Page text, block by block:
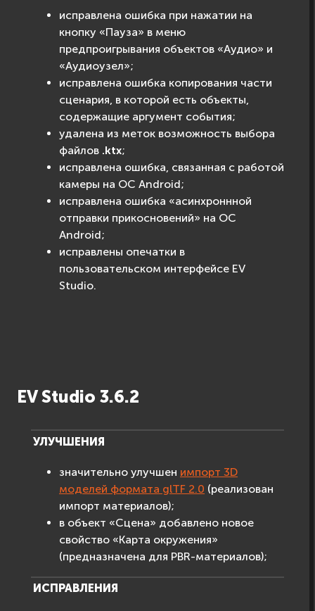
исправлена ошибка при нажатии на
кнопку «Пауза» в меню
предпроигрывания объектов «Аудио» и
«Аудиоузел»;
исправлена ошибка копирования части
сценария, в которой есть объекты,
содержащие аргумент события;
удалена из меток возможность выбора
файлов .ktx;
исправлена ошибка, связанная с работой
камеры на ОС Android;
исправлена ошибка «асинхроннной
отправки прикосновений» на ОС
Android;
исправлены опечатки в
пользовательском интерфейсе EV
Studio.
EV Studio 3.6.2
УЛУЧШЕНИЯ
значительно улучшен импорт 3D
моделей формата glTF 2.0 (реализован
импорт материалов);
в объект «Сцена» добавлено новое
свойство «Карта окружения»
(предназначена для PBR-материалов);
ИСПРАВЛЕНИЯ